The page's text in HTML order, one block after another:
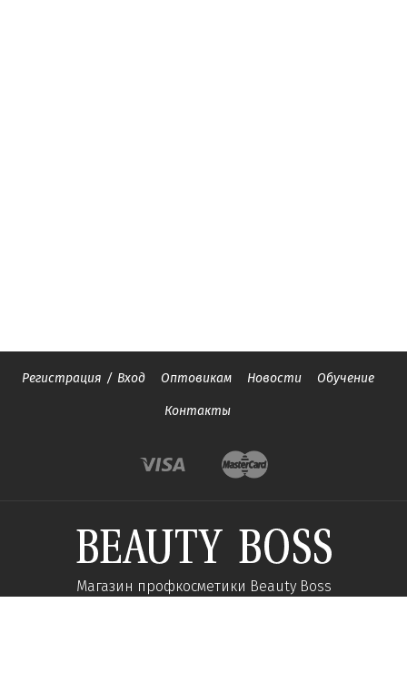
Регистрация / Вход Оптовикам Новости Обучение
Контакты
Магазин профкосметики Beauty Boss